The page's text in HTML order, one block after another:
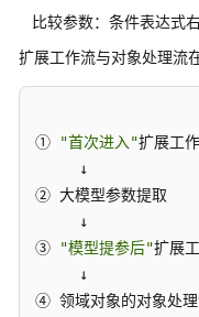
比较参数：条件表达式
扩展工作流与对象处理流
① "首次进入"扩展工
     ↓
② 大模型参数提取
     ↓
③
"模型提参后"扩展
     ↓
④ 领域对象的对象处理